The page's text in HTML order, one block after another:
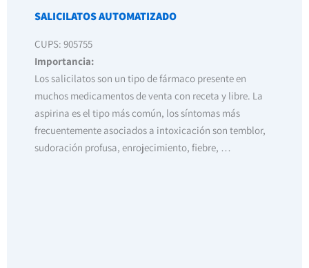
SALICILATOS AUTOMATIZADO
CUPS: 905755
Importancia:
Los salicilatos son un tipo de fármaco presente en
muchos medicamentos de venta con receta y libre. La
aspirina es el tipo más común, los síntomas más
frecuentemente asociados a intoxicación son temblor,
sudoración profusa, enrojecimiento, fiebre, …